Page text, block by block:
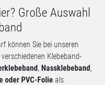
Große Auswahl
können Sie bei unseren
Klebeband-
, Nassklebeband,
oder PVC-Folie als